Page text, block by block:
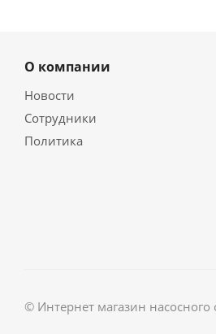
О компании
Новости
Сотрудники
Политика
© Интернет магазин